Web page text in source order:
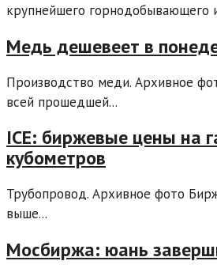
крупнейшего горнодобывающего
Медь дешевеет в
Производство меди. Архивное
всей прошедшей...
ICE: биржевые цены на
кубометров
Трубопровод. Архивное фото
выше...
Мосбиржа: юань